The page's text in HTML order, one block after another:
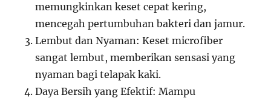
memungkinkan keset cepat kering,
mencegah pertumbuhan bakteri dan jamur.
Lembut dan Nyaman: Keset microfiber
sangat lembut, memberikan sensasi yang
nyaman bagi telapak kaki.
Daya Bersih yang Efektif: Mampu